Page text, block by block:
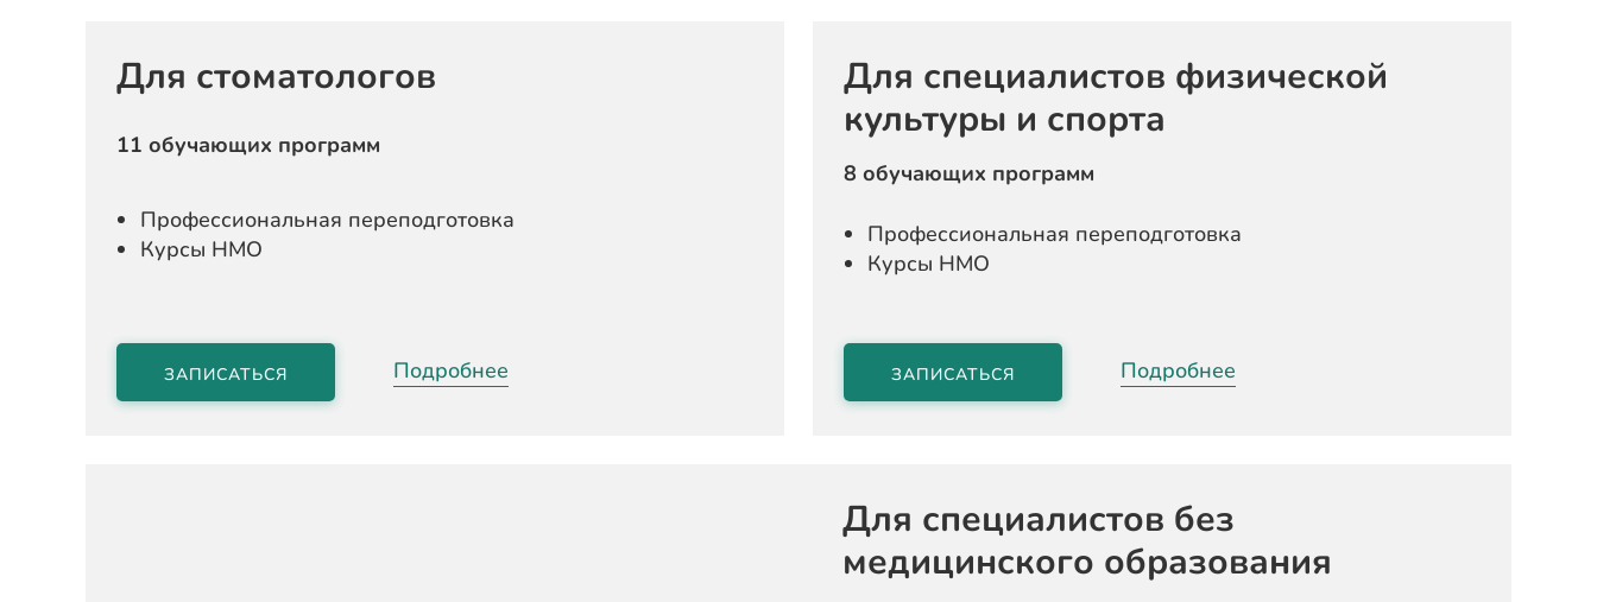
Для стоматологов
11 обучающих программ
Профессиональная переподготовка
Курсы НМО
ЗАПИСАТЬСЯ Подробнее
Для специалистов физической
культуры и спорта
8 обучающих программ
Профессиональная переподготовка
Курсы НМО
ЗАПИСАТЬСЯ Подробнее
Для специалистов без
медицинского образования